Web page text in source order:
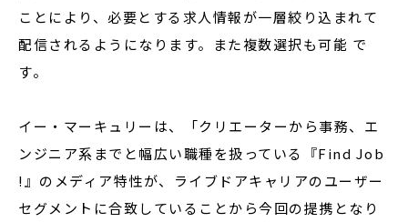
ことにより、必要とする求人情報が一層絞り込まれて
配信されるようになります。また複数選択も可能 で
す。
イー・マーキュリーは、「クリエーターから事務、エ
ンジニア系までと幅広い職種を扱っている『Find Job
!』のメディア特性が、ライブドアキャリアのユーザー
セグメントに合致していることから今回の提携となり